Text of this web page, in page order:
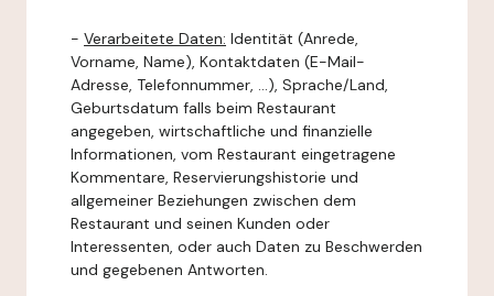
- Verarbeitete Daten: Identität (Anrede,
Vorname, Name), Kontaktdaten (E-Mail-
Adresse, Telefonnummer, ...), Sprache/Land,
Geburtsdatum falls beim Restaurant
angegeben, wirtschaftliche und finanzielle
Informationen, vom Restaurant eingetragene
Kommentare, Reservierungshistorie und
allgemeiner Beziehungen zwischen dem
Restaurant und seinen Kunden oder
Interessenten, oder auch Daten zu Beschwerden
und gegebenen Antworten.